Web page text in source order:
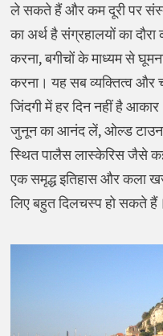
ले सकते हैं और कम दूरी पर
का अर्थ है संग्रहालयों का दौरा
करना, बगीचों के माध्यम से
करना। यह सब व्यक्तित्व और
जिंदगी में हर दिन नहीं है
जुनून का आनंद लें, ओल्ड टाउन
स्थित पालैस लास्केरिस जैसे
एक समृद्ध इतिहास और कला
लिए बहुत दिलचस्प हो सकते हैं।